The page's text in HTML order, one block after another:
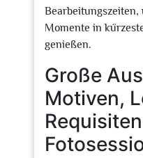
Momente in
genießen.
Große
Motiven,